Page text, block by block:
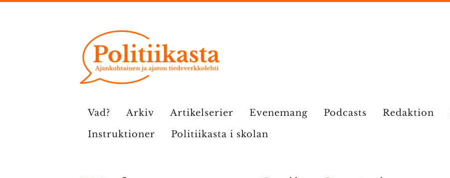
Vad? Arkiv Artikelserier Evenemang Podcasts Redaktion
Instruktioner
Politiikasta i skolan